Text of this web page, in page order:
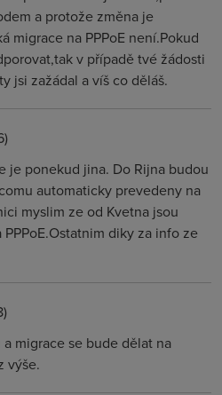
a protože změna je
migrace na PPPoE není.Pokud
v případě tvé žádosti
jsi zažádal a víš co děláš.
je ponekud jina. Do Rijna budou
automaticky prevedeny na
myslim ze od Kvetna jsou
diky za info ze
migrace se bude dělat na
výše.